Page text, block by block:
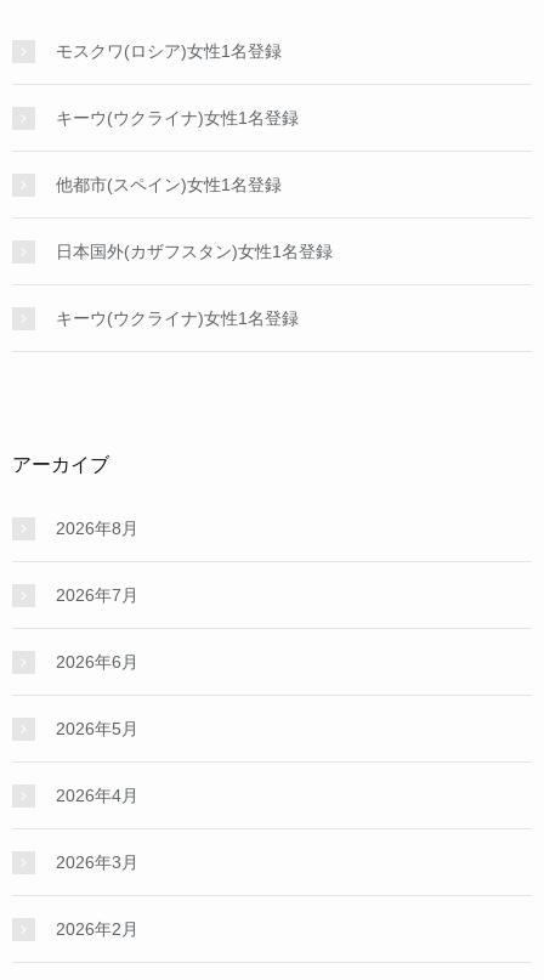
モスクワ(ロシア)女性1名登録
キーウ(ウクライナ)女性1名登録
他都市(スペイン)女性1名登録
日本国外(カザフスタン)女性1名登録
キーウ(ウクライナ)女性1名登録
アーカイブ
2026年8月
2026年7月
2026年6月
2026年5月
2026年4月
2026年3月
2026年2月